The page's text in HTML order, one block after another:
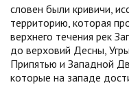
словен были кривичи,
территорию, которая
верхнего течения рек
до верховий Десны,
Припятью и Западной
которые на западе